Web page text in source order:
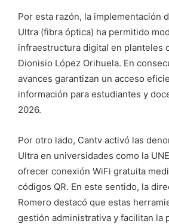
Por esta razón, la implementación
Ultra (fibra óptica) ha permitido
infraestructura digital en planteles
Dionisio López Orihuela. En
avances garantizan un acceso
información para estudiantes y
2026.
Por otro lado, Cantv activó las
Ultra en universidades como la
ofrecer conexión WiFi gratuita
códigos QR. En este sentido, la
Romero destacó que estas
gestión administrativa y facilitan la